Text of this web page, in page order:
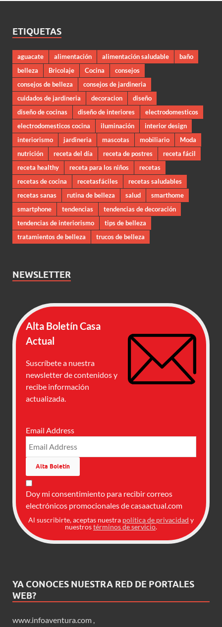
ETIQUETAS
aguacate alimentación alimentación saludable
baño
belleza
Bricolaje Cocina
consejos
consejos de belleza
consejos de jardineria
cuidados de jardineria
decoracion
diseño
diseño de cocinas
diseño de interiores
electrodomesticos
electrodomesticos cocina
iluminación
interior design
interiorismo
jardineria mascotas mobiliario
Moda
nutrición
receta del día receta de postres
receta fácil
receta healthy
receta para los niños
recetas
recetas de cocina
recetasfáciles
recetas saludables
recetas sanas
rutina de belleza salud
smarthome
smartphone
tendencias
tendencias de decoración
tendencias de interiorismo
tips de belleza
tratamientos de belleza
trucos de belleza
NEWSLETTER
Alta Boletín Casa
Actual
Suscríbete a nuestra
newsletter de contenidos y
recibe información
actualizada.
Email Address
Doy mi consentimiento para recibir correos
electrónicos promocionales de casaactual.com
Al suscribirte, aceptas nuestra política de privacidad y
nuestrostérminos de servicio.
YA CONOCES NUESTRA RED DE PORTALES
WEB?
www.infoaventura.com ,